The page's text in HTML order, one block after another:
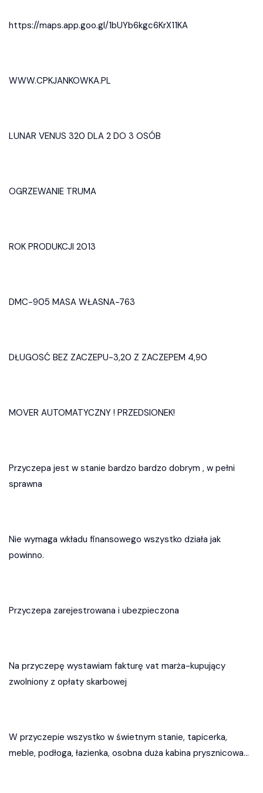
https://maps.app.goo.gl/1bUYb6kgc6KrX11KA
WWW.CPKJANKOWKA.PL
LUNAR VENUS 320 DLA 2 DO 3 OSÓB
OGRZEWANIE TRUMA
ROK PRODUKCJI 2013
DMC-905 MASA WŁASNA-763
DŁUGOSĆ BEZ ZACZEPU-3,20 Z ZACZEPEM 4,90
MOVER AUTOMATYCZNY ! PRZEDSIONEK!
Przyczepa jest w stanie bardzo bardzo dobrym , w pełni
sprawna
Nie wymaga wkładu finansowego wszystko działa jak
powinno.
Przyczepa zarejestrowana i ubezpieczona
Na przyczepę wystawiam fakturę vat marża-kupujący
zwolniony z opłaty skarbowej
W przyczepie wszystko w świetnym stanie, tapicerka,
meble, podłoga, łazienka, osobna duża kabina prysznicowa...